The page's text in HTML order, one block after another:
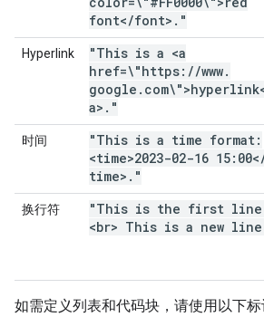
font</font> . "
Hyperlink
"This is a <a
href=\"https: //www.
google .
a> . "
时间
"This is a time format:
<time>2023-02-16 15:00<
time> . "
换行符 "This is the first line
<br> This is a new line
如需定义列表和代码块，请使用以下标